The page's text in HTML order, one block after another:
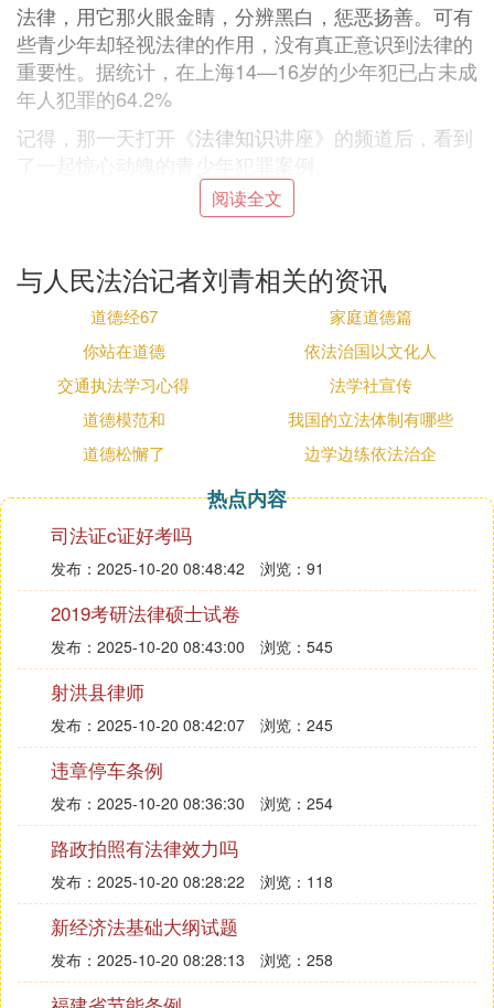
法律，用它那火眼金睛，分辨黑白，惩恶扬善。可有
些青少年却轻视法律的作用，没有真正意识到法律的
重要性。据统计，在上海14—16岁的少年犯已占未成
年人犯罪的64.2%
记得，那一天打开《法律知识讲座》的频道后，看到
韩某从7岁开始和爷爷一起生活，当年88岁的邻居唐
成了老人家的常客。
13岁的韩某3月12日11时许，来到来人家玩时，恰巧
看到老人正在数钱。韩某见钱立生杀机，趁老人不注
意从枕头下找到一根绳塑料绳将老人勒昏，抢走现金
1000多元。当他要离开时，发现老人还吐着哈气，便
用绳子猛勒老人脖子，直至老人死亡，然后将老人的
尸体从东屋拖到西屋，头朝下扔入水缸中，并用棉被
干好逃走。韩某将1000元用来在县城朝阳镇买了两套
衣服和一双鞋子。当晚回家后安稳的.睡了一觉，第
二天早晨若无其事地上学，在学校被警方带回警局。
没想到一个青少年为了钱，竟会把身边最亲的人勒
死!作家刘青有这样一句名言：“人生的道路虽然漫
长，紧要处却常常只有几步。”
我们虽然还没走上社会，但一定要走好每一步，把法
律铭记在心，否则，一点触犯法律，就会造成“一失
足成千古恨”的遗憾。法律就像一个程序，只要人们
按照这一程序运行。生活就更加安定和谐，社会经济
也会更加有序发展。
法治伴我成长的优秀征文3
法律这个词在我的脑海中是神圣的，它就像一个守护
神，伴随在我们身边，时时刻刻保护着我们;法律，
就像一张无形的大网，指引着人们走向光明的道路;
法律，就像孙悟空，用它那双火眼金睛，分辨黑白，
惩恶扬善。法律就在车水马龙的街道上，就在那肃穆
阅读全文
与人民法治记者刘青相关的资讯
道德经67
家庭道德篇
你站在道德
依法治国以文化人
交通执法学习心得
法学社宣传
道德模范和
我国的立法体制有哪些
道德松懈了
边学边练依法治企
热点内容
司法证c证好考吗
发布：2025-10-20 08:48:42 浏览：91
2019考研法律硕士试卷
发布：2025-10-20 08:43:00 浏览：545
射洪县律师
发布：2025-10-20 08:42:07 浏览：245
违章停车条例
发布：2025-10-20 08:36:30 浏览：254
路政拍照有法律效力吗
发布：2025-10-20 08:28:22 浏览：118
新经济法基础大纲试题
发布：2025-10-20 08:28:13 浏览：258